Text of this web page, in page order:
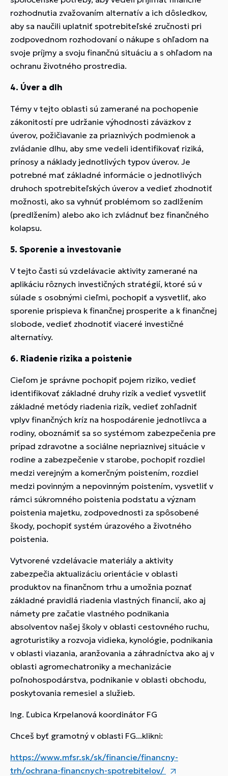
rozhodnutia zvažovaním alternatív a ich dôsledkov,
aby sa naučili uplatniť spotrebiteľské zručnosti pri
zodpovednom rozhodovaní o nákupe s ohľadom na
svoje príjmy a svoju finančnú situáciu a s ohľadom na
ochranu životného prostredia.
4. Úver a dlh
Témy v tejto oblasti sú zamerané na pochopenie
zákonitostí pre udržanie výhodnosti záväzkov z
úverov, požičiavanie za priaznivých podmienok a
zvládanie dlhu, aby sme vedeli identifikovať riziká,
prínosy a náklady jednotlivých typov úverov. Je
potrebné mať základné informácie o jednotlivých
druhoch spotrebiteľských úverov a vedieť zhodnotiť
možnosti, ako sa vyhnúť problémom so zadlžením
(predlžením) alebo ako ich zvládnuť bez finančného
kolapsu.
5. Sporenie a investovanie
V tejto časti sú vzdelávacie aktivity zamerané na
aplikáciu rôznych investičných stratégií, ktoré sú v
súlade s osobnými cieľmi, pochopiť a vysvetliť, ako
sporenie prispieva k finančnej prosperite a k finančnej
slobode, vedieť zhodnotiť viaceré investičné
alternatívy.
6. Riadenie rizika a poistenie
Cieľom je správne pochopiť pojem riziko, vedieť
identifikovať základné druhy rizík a vedieť vysvetliť
základné metódy riadenia rizík, vedieť zohľadniť
vplyv finančných kríz na hospodárenie jednotlivca a
rodiny, oboznámiť sa so systémom zabezpečenia pre
prípad zdravotne a sociálne nepriaznivej situácie v
rodine a zabezpečenie v starobe, pochopiť rozdiel
medzi verejným a komerčným poistením, rozdiel
medzi povinným a nepovinným poistením, vysvetliť v
rámci súkromného poistenia podstatu a význam
poistenia majetku, zodpovednosti za spôsobené
škody, pochopiť systém úrazového a životného
poistenia.
Vytvorené vzdelávacie materiály a aktivity
zabezpečia aktualizáciu orientácie v oblasti
produktov na finančnom trhu a umožnia poznať
základné pravidlá riadenia vlastných financií, ako aj
námety pre začatie vlastného podnikania
absolventov našej školy v oblasti cestovného ruchu,
agroturistiky a rozvoja vidieka, kynológie, podnikania
v oblasti viazania, aranžovania a záhradníctva ako aj v
oblasti agromechatroniky a mechanizácie
poľnohospodárstva, podnikanie v oblasti obchodu,
poskytovania remesiel a služieb.
Ing. Ľubica Krpelanová koordinátor FG
Chceš byť gramotný v oblasti FG...klikni:
https://www.mfsr.sk/sk/financie/financny-
trh/ochrana-financnych-spotrebitelov/